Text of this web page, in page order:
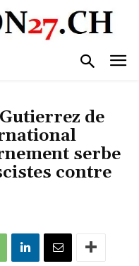
de
serbe
contre